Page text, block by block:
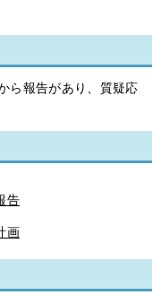
ら報告があり、質疑応
告
画